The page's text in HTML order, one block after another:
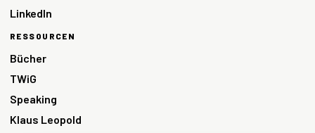
LinkedIn
RESSOURCEN
Bücher
TWiG
Speaking
Klaus Leopold